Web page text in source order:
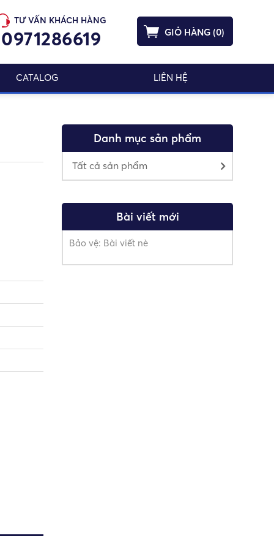
GIỎ HÀNG (0)
TƯ VẤN KHÁCH HÀNG
0971286619
CATALOG LIÊN HỆ
Danh mục sản phẩm
Tất cả sản phẩm
Bài viết mới
Bảo vệ: Bài viết nè